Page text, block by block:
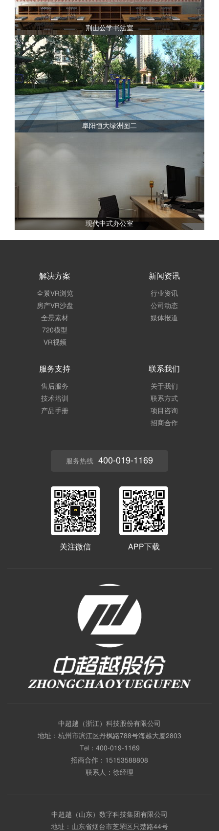
荆山公学书法室
阜阳恒大绿洲图二
现代中式办公室
解决方案
全景VR浏览
房产VR沙盘
全景素材
720模型
VR视频
新闻资讯
行业资讯
公司动态
媒体报道
服务支持
售后服务
技术培训
产品手册
联系我们
关于我们
联系方式
项目咨询
招商合作
服务热线 400-019-1169
关注微信 APP下载
中超越（浙江）科技股份有限公司
地址：杭州市滨江区丹枫路788号海越大厦2803
Tel： 400-019-1169
招商合作： 15153588808
联系人：徐经理
中超越（山东）数字科技集团有限公司
地址：山东省烟台市芝罘区只楚路44号